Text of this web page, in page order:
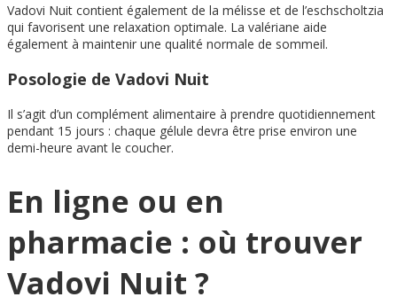
Vadovi Nuit contient également de la mélisse et de l’eschscholtzia
qui favorisent une relaxation optimale. La valériane aide
également à maintenir une qualité normale de sommeil.
Posologie de Vadovi Nuit
Il s’agit d’un complément alimentaire à prendre quotidiennement
pendant 15 jours : chaque gélule devra être prise environ une
demi-heure avant le coucher.
En ligne ou en
pharmacie : où trouver
Vadovi Nuit ?